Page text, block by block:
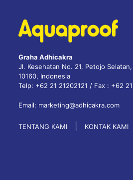
Graha Adhicakra
Jl. Kesehatan No. 21, Petojo
10160, Indonesia
Telp: +62 21 21202121 / Fax : +62
Email: marketing@adhicakra.com
TENTANG KAMI KONTAK KAMI